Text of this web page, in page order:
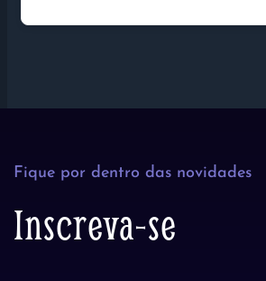
Fique por dentro das novidades
Inscreva-se